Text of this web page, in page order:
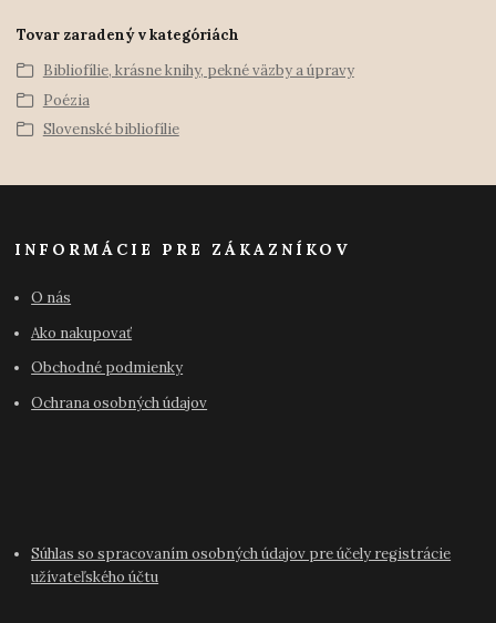
Tovar zaradený v kategóriách
Bibliofílie, krásne knihy, pekné väzby a úpravy
Poézia
Slovenské bibliofílie
INFORMÁCIE PRE ZÁKAZNÍKOV
O nás
Ako nakupovať
Obchodné podmienky
Ochrana osobných údajov
Súhlas so spracovaním osobných údajov pre účely registrácie
užívateľského účtu